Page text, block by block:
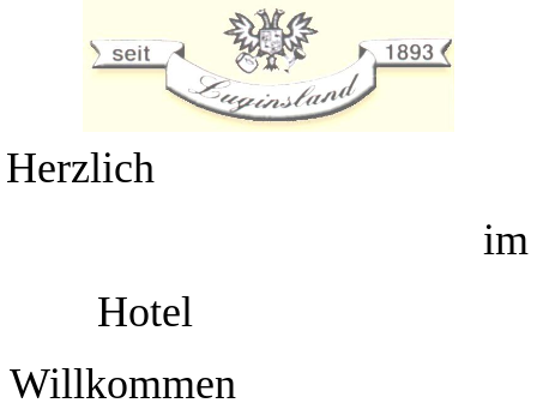
Herzlich
im
Hotel
Willkommen